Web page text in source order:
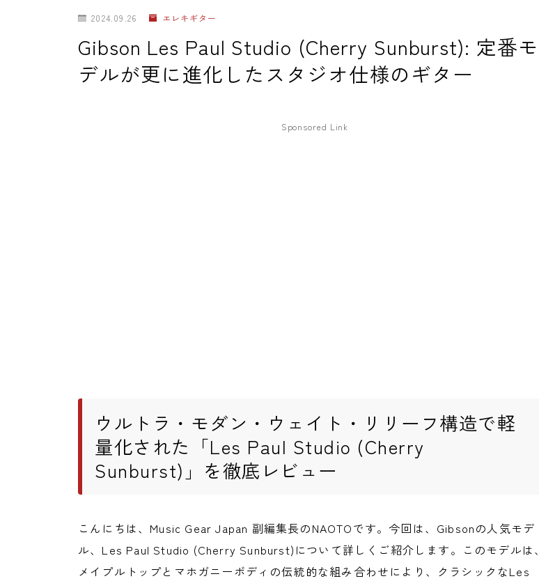
2024.09.26 エレキギター
Gibson Les Paul Studio (Cherry Sunburst): 定番モ
デルが更に進化したスタジオ仕様のギター
Sponsored Link
ウルトラ・モダン・ウェイト・リリーフ構造で軽
量化された「Les Paul Studio (Cherry
Sunburst)」を徹底レビュー
こんにちは、Music Gear Japan 副編集長のNAOTOです。今回は、Gibsonの人気モデ
ル、Les Paul Studio (Cherry Sunburst)について詳しくご紹介します。このモデルは、
メイプルトップとマホガニーボディの伝統的な組み合わせにより、クラシックなLes